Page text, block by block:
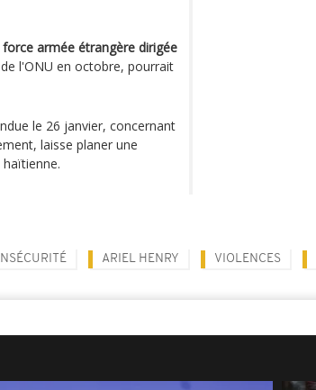
force armée étrangère dirigée
l'ONU en octobre, pourrait
le 26 janvier, concernant
laisse planer une
ARIEL HENRY VIOLENCES